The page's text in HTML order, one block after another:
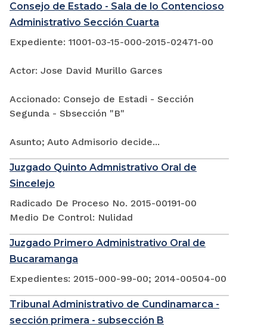
Consejo de Estado - Sala de lo Contencioso
Administrativo Sección Cuarta
Expediente: 11001-03-15-000-2015-02471-00
Actor: Jose David Murillo Garces
Accionado: Consejo de Estadi - Sección
Segunda - Sbsección "B"
Asunto; Auto Admisorio decide...
Juzgado Quinto Admnistrativo Oral de
Sincelejo
Radicado De Proceso No. 2015-00191-00
Medio De Control: Nulidad
Juzgado Primero Administrativo Oral de
Bucaramanga
Expedientes: 2015-000-99-00; 2014-00504-00
Tribunal Administrativo de Cundinamarca -
sección primera - subsección B